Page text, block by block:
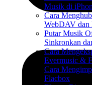
Musik di
Cara
WebDAV dan
Putar Musik
Sinkronkan
Cara
Evermusic &
Cara
Flacbox